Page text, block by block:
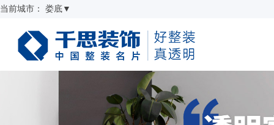
当前城市： 娄底 ▼